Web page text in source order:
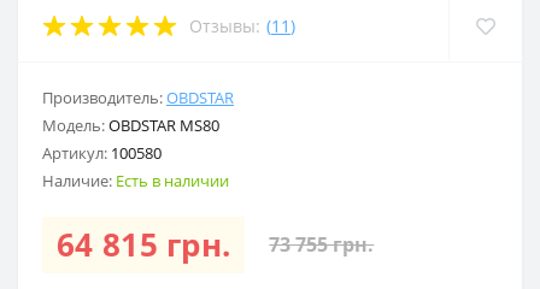
Отзывы: (11)
Производитель:OBDSTAR
Модель:OBDSTAR MS80
Артикул: 100580
Наличие: Есть в наличии
64 815 грн. 73 755 грн.